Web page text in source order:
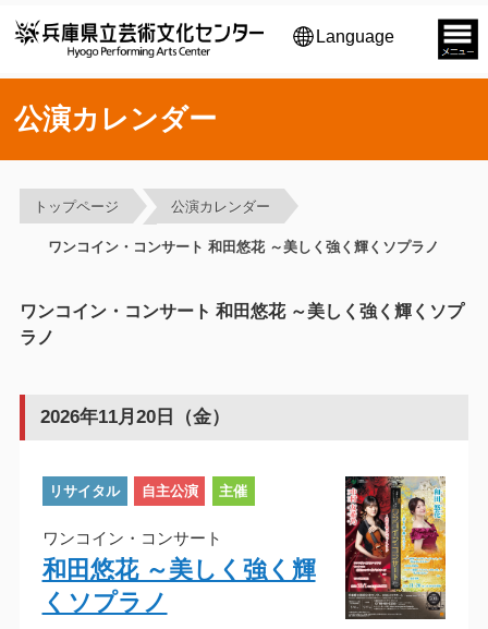
Language
公演カレンダー
トップページ 公演カレンダー
ワンコイン・コンサート 和田悠花 ～美しく強く輝くソプラノ
ワンコイン・コンサート 和田悠花 ～美しく強く輝くソプ
ラノ
2026年11月20日（金）
リサイタル 自主公演 主催
ワンコイン・コンサート
和田悠花 ～美しく強く輝
くソプラノ